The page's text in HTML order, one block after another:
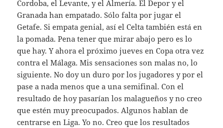
Cordoba, el Levante, y el Almería. El Depor y el
Granada han empatado. Sólo falta por jugar el
Getafe. Si empata genial, así el Celta también está en
la pomada. Pena tener que mirar abajo pero es lo
que hay. Y ahora el próximo jueves en Copa otra vez
contra el Málaga. Mis sensaciones son malas no, lo
siguiente. No doy un duro por los jugadores y por el
pase a nada menos que a una semifinal. Con el
resultado de hoy pasarían los malagueños y no creo
que estén muy preocupados. Algunos hablan de
centrarse en Liga. Yo no. Creo que los resultados